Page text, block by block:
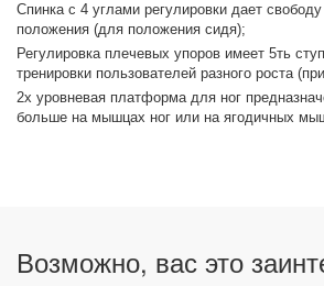
Спинка с 4 углами регулировки дает
положения (для положения сидя);
Регулировка плечевых упоров имеет 5ть
тренировки пользователей разного роста
2х уровневая платформа для ног
больше на мышцах ног или на ягодичных
Возможно, вас это